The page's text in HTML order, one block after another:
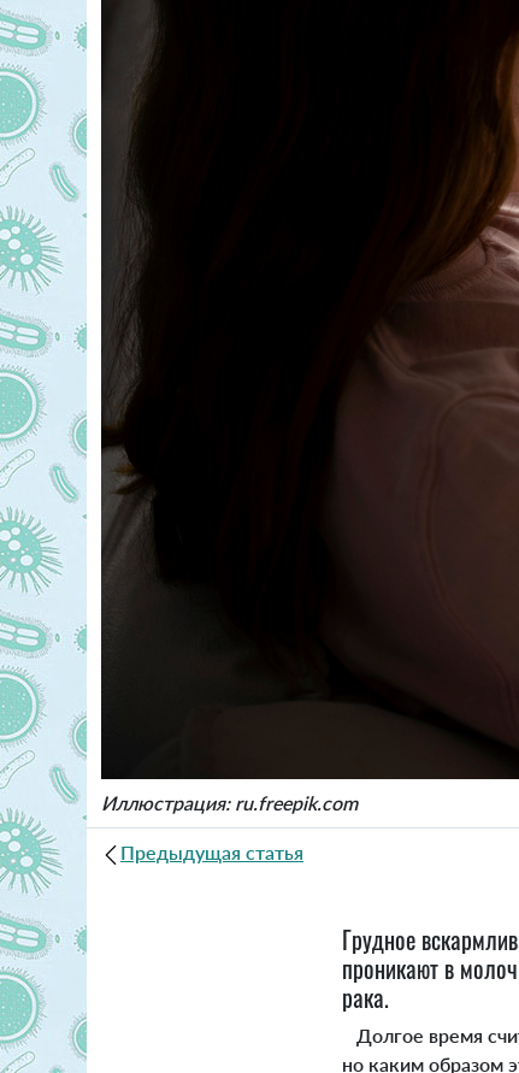
Иллюстрация: ru.freepik.com
Предыдущая статья
Грудное
проникают в
рака.
Долгое время
но каким образом